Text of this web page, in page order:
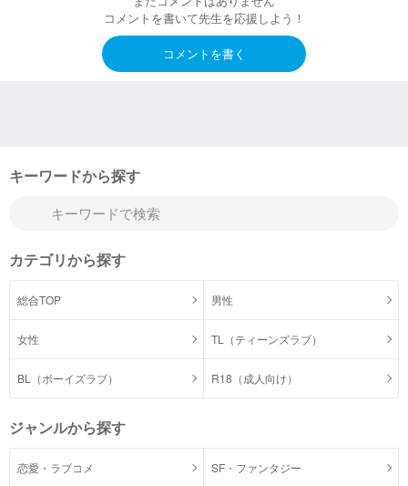
コメントを書いて先生を応援しよう！
コメントを書く
キーワードから探す
カテゴリから探す
総合TOP 男性
女性 TL（ティーンズラブ）
BL（ボーイズラブ） R18（成人向け）
ジャンルから探す
恋愛・ラブコメ SF・ファンタジー